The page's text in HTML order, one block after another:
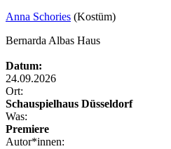
Anna Schories (Kostüm)
Bernarda Albas Haus
Datum:
24.09.2026
Ort:
Schauspielhaus Düsseldorf
Was:
Premiere
Autor*innen: